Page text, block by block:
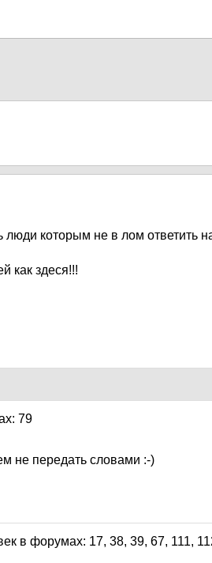
люди которым не в лом ответить
как здеся!!!
не передать словами :-)